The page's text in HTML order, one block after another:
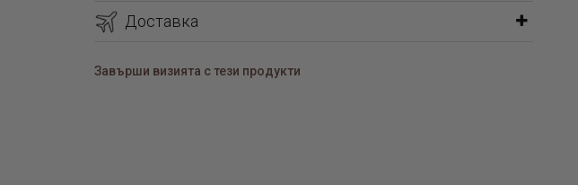
Доставка
Завърши визията с тези продукти